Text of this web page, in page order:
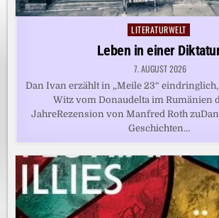
Posted
in
LITERATURWELT
Leben in einer
7. AUGUST 2026
Dan Ivan erzählt in „Meile 23“
Witz vom Donaudelta im Rumänien
JahreRezension von Manfred Roth
Geschichten…